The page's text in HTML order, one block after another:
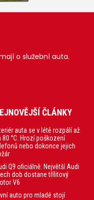
o služební auta.
ČLÁNKY
auta se v létě rozpálí až
80 °C. Hrozí poškození
nebo dokonce jejich
Q9 oficiálně: Největší Audi
dob dostane třílitový
V6
auto pro mladé stojí